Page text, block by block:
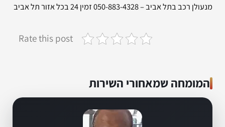
מנעולן רכב בתל אביב – 050-883-4328 זמין 24 בכל אזור תל אביב
Rate this post
המומחה שמאחורי השירות